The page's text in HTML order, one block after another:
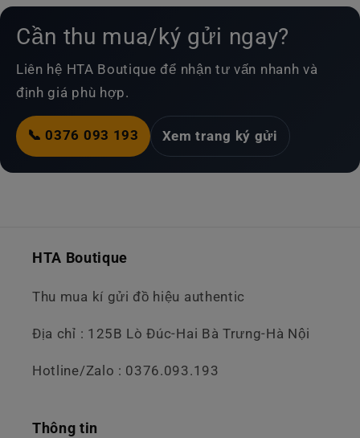
Cần thu mua/ký gửi ngay?
Liên hệ HTA Boutique để nhận tư vấn nhanh và
định giá phù hợp.
📞 0376 093 193 Xem trang ký gửi
HTA Boutique
Thu mua kí gửi đồ hiệu authentic
Địa chỉ : 125B Lò Đúc-Hai Bà Trưng-Hà Nội
Hotline/Zalo : 0376.093.193
Thông tin